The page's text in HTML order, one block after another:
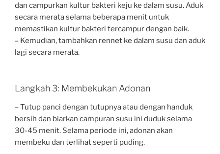
dan campurkan kultur bakteri keju ke dalam susu. Aduk
secara merata selama beberapa menit untuk
memastikan kultur bakteri tercampur dengan baik.
– Kemudian, tambahkan rennet ke dalam susu dan aduk
lagi secara merata.
Langkah 3: Membekukan Adonan
– Tutup panci dengan tutupnya atau dengan handuk
bersih dan biarkan campuran susu ini duduk selama
30-45 menit. Selama periode ini, adonan akan
membeku dan terlihat seperti puding.